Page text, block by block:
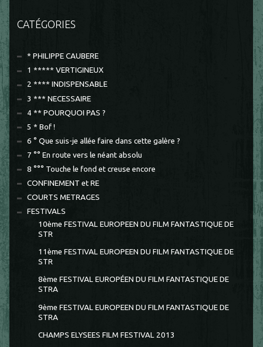
CATÉGORIES
* PHILIPPE CAUBERE
1 ***** VERTIGINEUX
2 **** INDISPENSABLE
3 *** NECESSAIRE
4 ** POURQUOI PAS ?
5 * Bof !
6 ° Que suis-je allée faire dans cette galère ?
7 °° En route vers le néant absolu
8 °°° Touche le fond et creuse encore
CONFINEMENT et RE
COURTS METRAGES
FESTIVALS
10ème FESTIVAL EUROPEEN DU FILM FANTASTIQUE DE
STR
11ème FESTIVAL EUROPEEN DU FILM FANTASTIQUE DE
STR
8ème FESTIVAL EUROPÉEN DU FILM FANTASTIQUE DE
STRA
9ème FESTIVAL EUROPEEN DU FILM FANTASTIQUE DE
STRA
CHAMPS ELYSEES FILM FESTIVAL 2013